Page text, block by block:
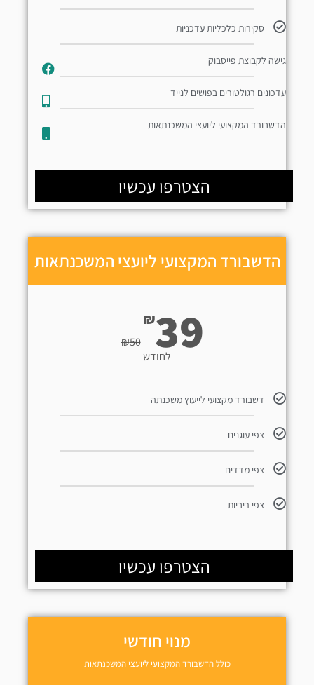
מנוי חודשי
כולל הדשבורד המקצועי ליועצי המשכנתאות
הדשבורד המקצועי ליועצי המשכנתאות
₪50
₪39
לחודש
דשבורד מקצועי לייעוץ משכנתה
צפי עוגנים
צפי מדדים
צפי ריביות
הצטרפו עכשיו
סקירות כלכליות עדכניות
גישה לקבוצת פייסבוק
עדכונים רגולטורים בפושים לנייד​
הדשבורד המקצועי ליועצי המשכנתאות
הצטרפו עכשיו